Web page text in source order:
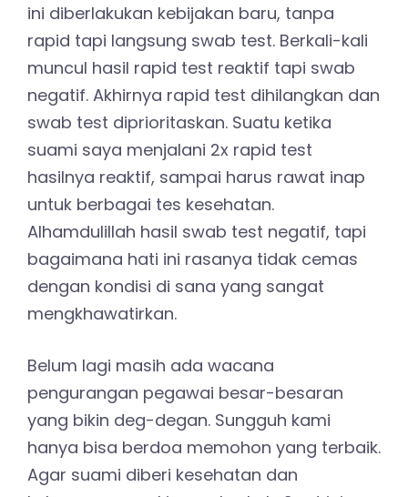
ini diberlakukan kebijakan baru, tanpa
rapid tapi langsung swab test. Berkali-kali
muncul hasil rapid test reaktif tapi swab
negatif. Akhirnya rapid test dihilangkan dan
swab test diprioritaskan. Suatu ketika
suami saya menjalani 2x rapid test
hasilnya reaktif, sampai harus rawat inap
untuk berbagai tes kesehatan.
Alhamdulillah hasil swab test negatif, tapi
bagaimana hati ini rasanya tidak cemas
dengan kondisi di sana yang sangat
mengkhawatirkan.
Belum lagi masih ada wacana
pengurangan pegawai besar-besaran
yang bikin deg-degan. Sungguh kami
hanya bisa berdoa memohon yang terbaik.
Agar suami diberi kesehatan dan